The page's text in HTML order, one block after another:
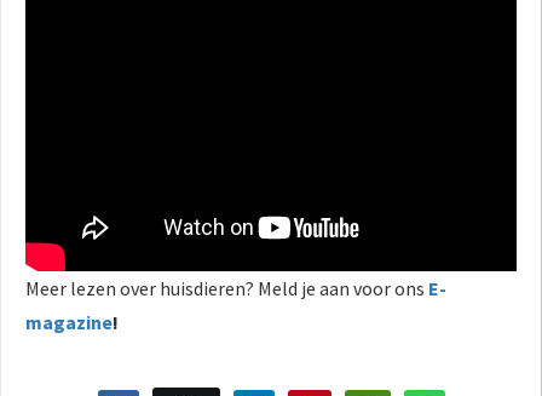
Meer lezen over huisdieren? Meld je aan voor ons E-
magazine!